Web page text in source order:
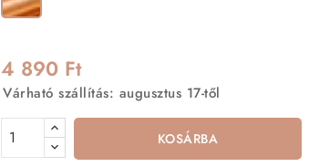
4 890 Ft
Várható szállítás: augusztus 17-től
KOSÁRBA